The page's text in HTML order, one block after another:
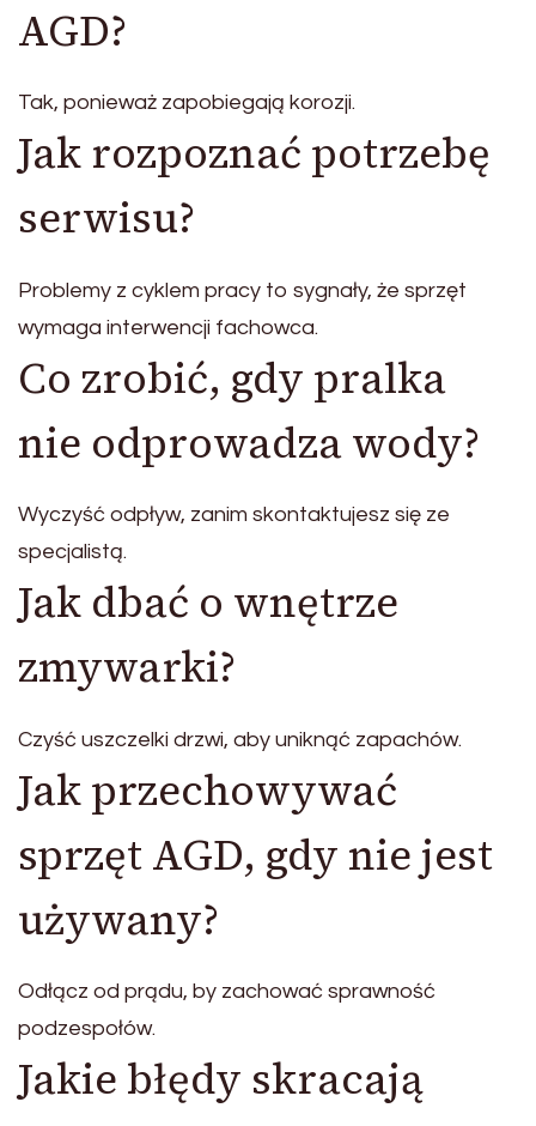
AGD?
Tak, ponieważ zapobiegają korozji.
Jak rozpoznać potrzebę
serwisu?
Problemy z cyklem pracy to sygnały, że sprzęt
wymaga interwencji fachowca.
Co zrobić, gdy pralka
nie odprowadza wody?
Wyczyść odpływ, zanim skontaktujesz się ze
specjalistą.
Jak dbać o wnętrze
zmywarki?
Czyść uszczelki drzwi, aby uniknąć zapachów.
Jak przechowywać
sprzęt AGD, gdy nie jest
używany?
Odłącz od prądu, by zachować sprawność
podzespołów.
Jakie błędy skracają